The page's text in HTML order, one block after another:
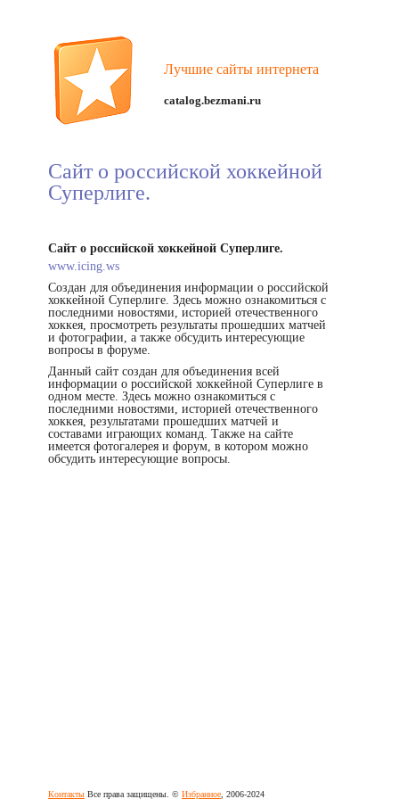
Лучшие сайты интернета
catalog.bezmani.ru
Сайт о российской хоккейной
Суперлиге.
Сайт о российской хоккейной Суперлиге.
www.icing.ws
Создан для объединения информации о российской
хоккейной Суперлиге. Здесь можно ознакомиться с
последними новостями, историей отечественного
хоккея, просмотреть результаты прошедших матчей
и фотографии, а также обсудить интересующие
вопросы в форуме.
Данный сайт создан для объединения всей
информации о российской хоккейной Суперлиге в
одном месте. Здесь можно ознакомиться с
последними новостями, историей отечественного
хоккея, результатами прошедших матчей и
составами играющих команд. Также на сайте
имеется фотогалерея и форум, в котором можно
обсудить интересующие вопросы.
Контакты Все права защищены. © Избранное , 2006-2024